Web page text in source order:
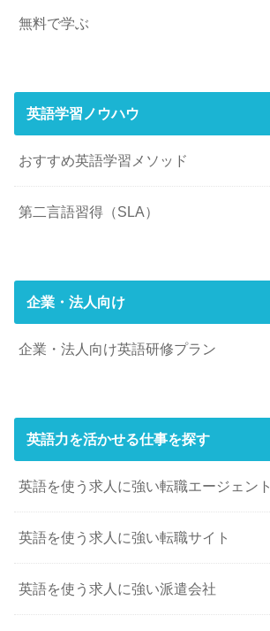
無料で学ぶ
英語学習ノウハウ
おすすめ英語学習メソッド
第二言語習得（SLA）
企業・法人向け
企業・法人向け英語研修プラン
英語力を活かせる仕事を探す
英語を使う求人に強い転職エージェント
英語を使う求人に強い転職サイト
英語を使う求人に強い派遣会社